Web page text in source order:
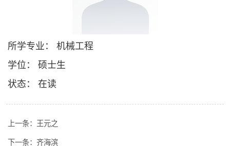
所学专业： 机械工程
学位： 硕士生
状态： 在读
上一条： 王元之
下一条： 齐海滨